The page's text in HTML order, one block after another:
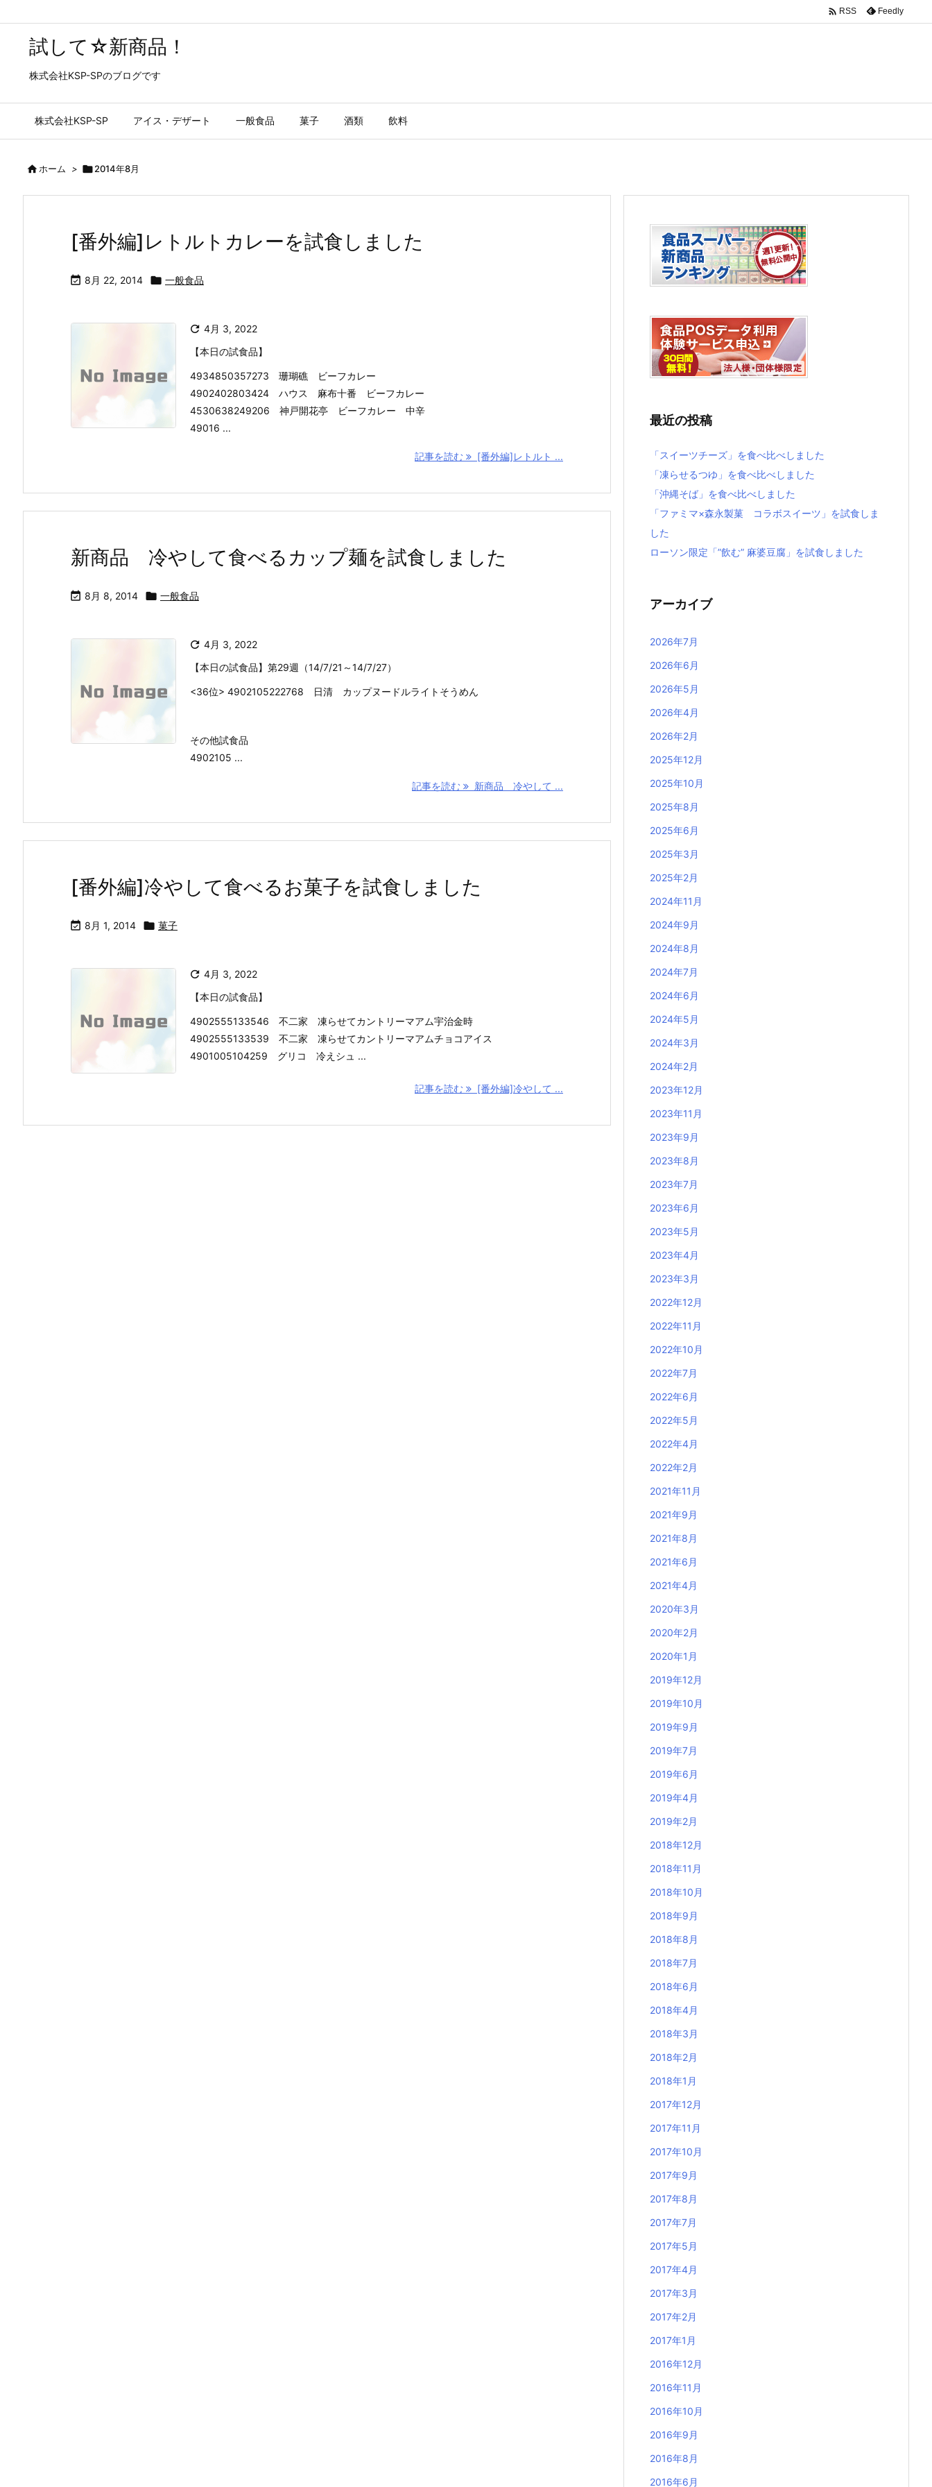
試して☆新商品！
株式会社KSP-SPのブログです
株式会社KSP-SP アイス・デザート 一般食品 菓子 酒類 飲料
 RSS Feedly
ホーム > 2014年8月
[番外編]レトルトカレーを試食しました
 8月 22, 2014  一般食品
 4月 3, 2022
【本日の試食品】
4934850357273 珊瑚礁 ビーフカレー
4902402803424 ハウス 麻布十番 ビーフカレー
4530638249206 神戸開花亭 ビーフカレー 中辛
49016 ...
記事を読む [番外編]レトルト ...
新商品 冷やして食べるカップ麺を試食しました
 8月 8, 2014  一般食品
 4月 3, 2022
【本日の試食品】第29週（14/7/21～14/7/27）
<36位> 4902105222768 日清 カップヌードルライトそうめん
その他試食品
4902105 ...
記事を読む 新商品 冷やして ...
[番外編]冷やして食べるお菓子を試食しました
 8月 1, 2014  菓子
 4月 3, 2022
【本日の試食品】
4902555133546 不二家 凍らせてカントリーマアム宇治金時
4902555133539 不二家 凍らせてカントリーマアムチョコアイス
4901005104259 グリコ 冷えシュ ...
記事を読む [番外編]冷やして ...
最近の投稿
「スイーツチーズ」を食べ比べしました
「凍らせるつゆ」を食べ比べしました
「沖縄そば」を食べ比べしました
「ファミマ×森永製菓 コラボスイーツ」を試食しま
した
ローソン限定「”飲む” 麻婆豆腐」を試食しました
アーカイブ
2026年7月
2026年6月
2026年5月
2026年4月
2026年2月
2025年12月
2025年10月
2025年8月
2025年6月
2025年3月
2025年2月
2024年11月
2024年9月
2024年8月
2024年7月
2024年6月
2024年5月
2024年3月
2024年2月
2023年12月
2023年11月
2023年9月
2023年8月
2023年7月
2023年6月
2023年5月
2023年4月
2023年3月
2022年12月
2022年11月
2022年10月
2022年7月
2022年6月
2022年5月
2022年4月
2022年2月
2021年11月
2021年9月
2021年8月
2021年6月
2021年4月
2020年3月
2020年2月
2020年1月
2019年12月
2019年10月
2019年9月
2019年7月
2019年6月
2019年4月
2019年2月
2018年12月
2018年11月
2018年10月
2018年9月
2018年8月
2018年7月
2018年6月
2018年4月
2018年3月
2018年2月
2018年1月
2017年12月
2017年11月
2017年10月
2017年9月
2017年8月
2017年7月
2017年5月
2017年4月
2017年3月
2017年2月
2017年1月
2016年12月
2016年11月
2016年10月
2016年9月
2016年8月
2016年6月